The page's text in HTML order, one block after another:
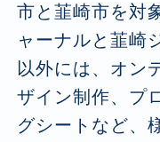
市と韮崎市を対
ャーナルと韮崎
以外には、オン
ザイン制作、プ
グシートなど、